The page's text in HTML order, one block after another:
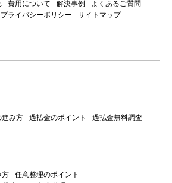
費用について 解決事例
よくあるご質問
プライバシーポリシー
サイトマップ
進み方 過払金のポイント
過払金無料調査
方
任意整理のポイント